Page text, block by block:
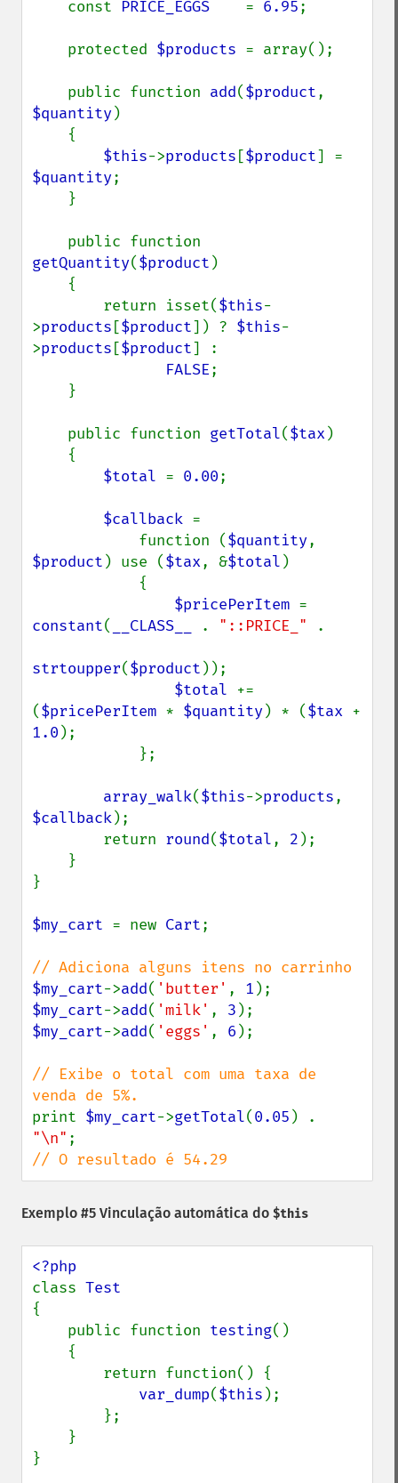
    const
PRICE_EGGS = 6.95;
    protected
$products = array();
    public function
add($product
$quantity)
$this->products [$product
$quantity;
getQuantity($product )
        return isset(
$this-
>products [$product]) ? $this-
>products [$product] :
FALSE;
    public function
getTotal($tax )
$total = 0.00;
$callback =
            function (
$quantity
$product ) use ($tax, &$total )
$pricePerItem
constant( __CLASS__ . "::PRICE_" .
strtoupper($product ));
$total +=
($pricePerItem * $quantity) * ($tax
1.0 );
array_walk($this->products
$callback);
        return
round($total, 2 );
}
$my_cart = new Cart;
$my_cart->add( 'butter' , 1
$my_cart->add( 'milk' , 3
$my_cart->add( 'eggs' , 6 );
// Exibe o total com uma taxa de
print $my_cart->getTotal(0.05
"\n"
// O resultado é 54.29
Exemplo #5 Vinculação automática do $this
class
{
    public function
testing()
var_dump($this );
}